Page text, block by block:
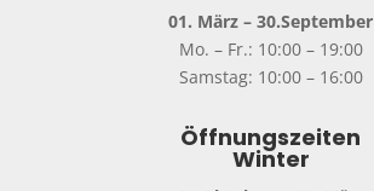
01. März – 30.September
Mo. – Fr.: 10:00 – 19:00
Samstag: 10:00 – 16:00
Öffnungszeiten
Winter